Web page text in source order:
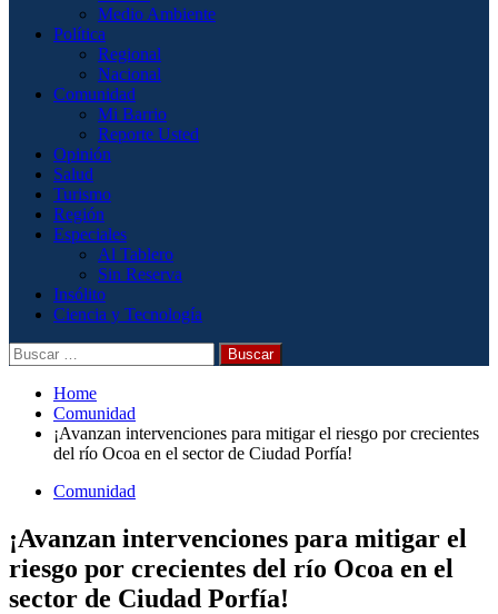
Medio Ambiente
Política
Regional
Nacional
Comunidad
Mi Barrio
Reporte Usted
Opinión
Salud
Turismo
Región
Especiales
Al Tablero
Sin Reserva
Insólito
Ciencia y Tecnología
Home
Comunidad
¡Avanzan intervenciones para mitigar el riesgo por crecientes
del río Ocoa en el sector de Ciudad Porfía!
Comunidad
¡Avanzan intervenciones para mitigar el
riesgo por crecientes del río Ocoa en el
sector de Ciudad Porfía!